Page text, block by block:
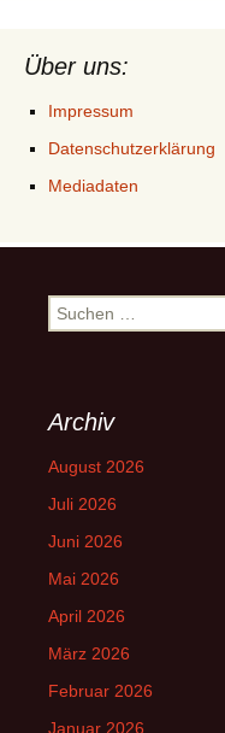
Über uns:
Impressum
Datenschutzerklärung
Mediadaten
Suchen
nach:
Archiv
August 2026
Juli 2026
Juni 2026
Mai 2026
April 2026
März 2026
Februar 2026
Januar 2026